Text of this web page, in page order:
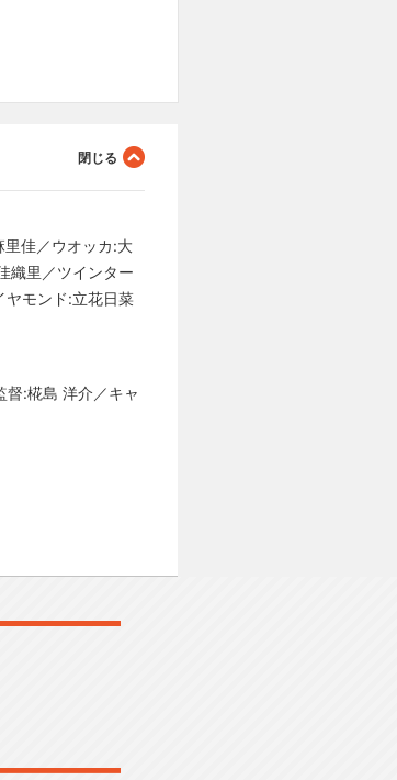
里佳／ウオッカ:大
織里／ツインター
ヤモンド:立花日菜
:椛島 洋介／キャ